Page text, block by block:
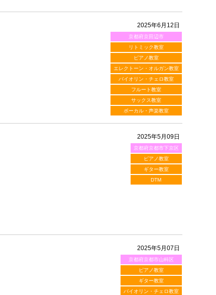
2025年6月12日
京都府京田辺市
リトミック教室
ピアノ教室
エレクトーン・オルガン教室
バイオリン・チェロ教室
フルート教室
サックス教室
ボーカル・声楽教室
2025年5月09日
京都府京都市下京区
ピアノ教室
ギター教室
DTM
2025年5月07日
京都府京都市山科区
ピアノ教室
ギター教室
バイオリン・チェロ教室